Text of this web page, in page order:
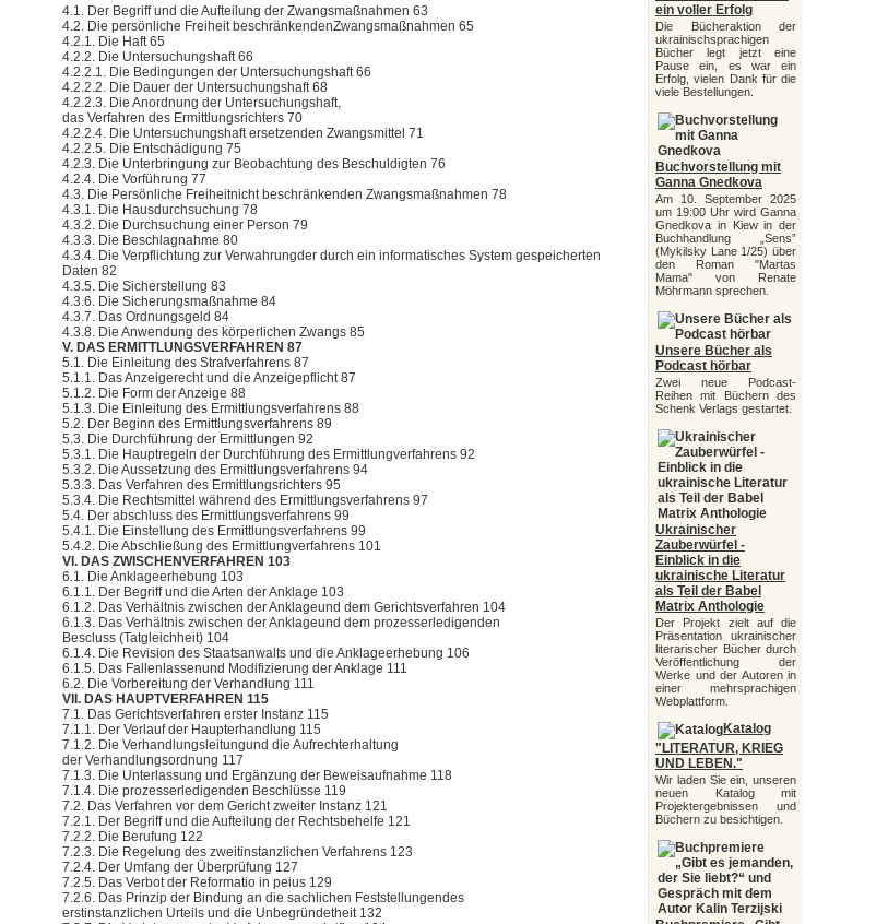
4.1. Der Begriff und die Aufteilung der Zwangsmaßnahmen 63
4.2. Die persönliche Freiheit beschränkendenZwangsmaßnahmen 65
4.2.1. Die Haft 65
4.2.2. Die Untersuchungshaft 66
4.2.2.1. Die Bedingungen der Untersuchungshaft 66
4.2.2.2. Die Dauer der Untersuchungshaft 68
4.2.2.3. Die Anordnung der Untersuchungshaft,
das Verfahren des Ermittlungsrichters 70
4.2.2.4. Die Untersuchungshaft ersetzenden Zwangsmittel 71
4.2.2.5. Die Entschädigung 75
4.2.3. Die Unterbringung zur Beobachtung des Beschuldigten 76
4.2.4. Die Vorführung 77
4.3. Die Persönliche Freiheitnicht beschränkenden Zwangsmaßnahmen 78
4.3.1. Die Hausdurchsuchung 78
4.3.2. Die Durchsuchung einer Person 79
4.3.3. Die Beschlagnahme 80
4.3.4. Die Verpflichtung zur Verwahrungder durch ein informatisches System gespeicherten
Daten 82
4.3.5. Die Sicherstellung 83
4.3.6. Die Sicherungsmaßnahme 84
4.3.7. Das Ordnungsgeld 84
4.3.8. Die Anwendung des körperlichen Zwangs 85
V. DAS ERMITTLUNGSVERFAHREN 87
5.1. Die Einleitung des Strafverfahrens 87
5.1.1. Das Anzeigerecht und die Anzeigepflicht 87
5.1.2. Die Form der Anzeige 88
5.1.3. Die Einleitung des Ermittlungsverfahrens 88
5.2. Der Beginn des Ermittlungsverfahrens 89
5.3. Die Durchführung der Ermittlungen 92
5.3.1. Die Hauptregeln der Durchführung des Ermittlungverfahrens 92
5.3.2. Die Aussetzung des Ermittlungsverfahrens 94
5.3.3. Das Verfahren des Ermittlungsrichters 95
5.3.4. Die Rechtsmittel während des Ermittlungsverfahrens 97
5.4. Der abschluss des Ermittlungsverfahrens 99
5.4.1. Die Einstellung des Ermittlungsverfahrens 99
5.4.2. Die Abschließung des Ermittlungverfahrens 101
VI. DAS ZWISCHENVERFAHREN 103
6.1. Die Anklageerhebung 103
6.1.1. Der Begriff und die Arten der Anklage 103
6.1.2. Das Verhältnis zwischen der Anklageund dem Gerichtsverfahren 104
6.1.3. Das Verhältnis zwischen der Anklageund dem prozesserledigenden
Bescluss (Tatgleichheit) 104
6.1.4. Die Revision des Staatsanwalts und die Anklageerhebung 106
6.1.5. Das Fallenlassenund Modifizierung der Anklage 111
6.2. Die Vorbereitung der Verhandlung 111
VII. DAS HAUPTVERFAHREN 115
7.1. Das Gerichtsverfahren erster Instanz 115
7.1.1. Der Verlauf der Haupterhandlung 115
7.1.2. Die Verhandlungsleitungund die Aufrechterhaltung
der Verhandlungsordnung 117
7.1.3. Die Unterlassung und Ergänzung der Beweisaufnahme 118
7.1.4. Die prozesserledigenden Beschlüsse 119
7.2. Das Verfahren vor dem Gericht zweiter Instanz 121
7.2.1. Der Begriff und die Aufteilung der Rechtsbehelfe 121
7.2.2. Die Berufung 122
7.2.3. Die Regelung des zweitinstanzlichen Verfahrens 123
7.2.4. Der Umfang der Überprüfung 127
7.2.5. Das Verbot der Reformatio in peius 129
7.2.6. Das Prinzip der Bindung an die sachlichen Feststellungendes
erstinstanzlichen Urteils und die Unbegründetheit 132
ein voller Erfolg
Die Bücheraktion der
ukrainischsprachigen
Bücher legt jetzt eine
Pause ein, es war ein
Erfolg, vielen Dank für die
viele Bestellungen.
Buchvorstellung mit
Ganna Gnedkova
Am 10. September 2025
um 19:00 Uhr wird Ganna
Gnedkova in Kiew in der
Buchhandlung „Sens”
(Mykilsky Lane 1/25) über
den Roman "Martas
Mama" von Renate
Möhrmann sprechen.
Unsere Bücher als
Podcast hörbar
Zwei neue Podcast-
Reihen mit Büchern des
Schenk Verlags gestartet.
Ukrainischer
Zauberwürfel -
Einblick in die
ukrainische Literatur
als Teil der Babel
Matrix Anthologie
Der Projekt zielt auf die
Präsentation ukrainischer
literarischer Bücher durch
Veröffentlichung der
Werke und der Autoren in
einer mehrsprachigen
Webplattform.
Katalog
"LITERATUR, KRIEG
UND LEBEN."
Wir laden Sie ein, unseren
neuen Katalog mit
Projektergebnissen und
Büchern zu besichtigen.